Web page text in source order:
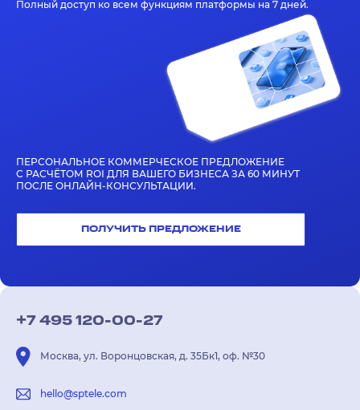
Полный доступ ко всем функциям платформы на 7 дней.
ПЕРСОНАЛЬНОЕ КОММЕРЧЕСКОЕ ПРЕДЛОЖЕНИЕ
С РАСЧЁТОМ ROI ДЛЯ ВАШЕГО БИЗНЕСА ЗА 60 МИНУТ
ПОСЛЕ ОНЛАЙН-КОНСУЛЬТАЦИИ.
ПОЛУЧИТЬ ПРЕДЛОЖЕНИЕ
+7 495 120-00-27
Москва, ул. Воронцовская, д. 35Бк1, оф. №30
hello@sptele.com